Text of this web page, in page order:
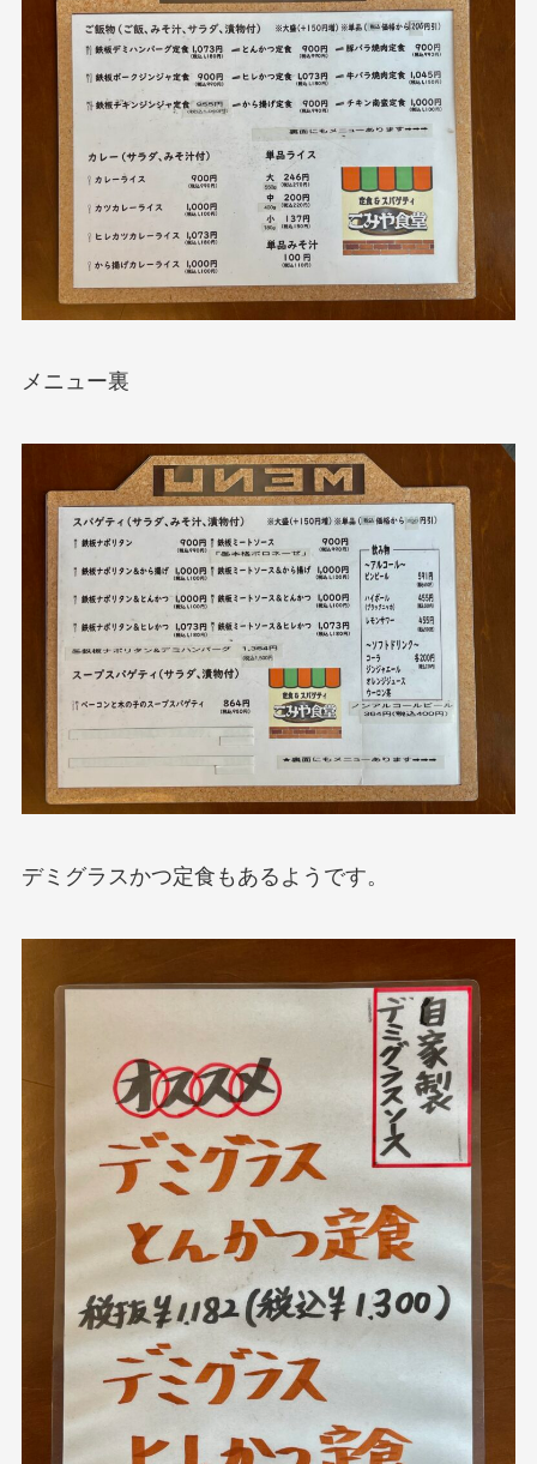
メニュー裏
デミグラスかつ定食もあるようです。